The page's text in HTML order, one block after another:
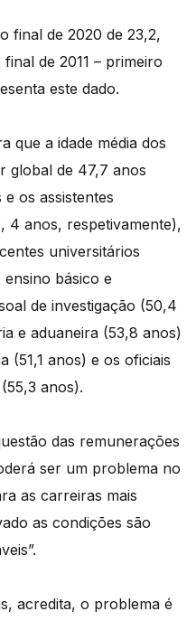
final de 2020 de 23,2,
de 2011 – primeiro
este dado.
que a idade média dos
global de 47,7 anos
os assistentes
4 anos, respetivamente),
universitários
básico e
de investigação (50,4
e aduaneira (53,8 anos)
(51,1 anos) e os oficiais
anos).
das remunerações
ser um problema no
as carreiras mais
as condições são
acredita, o problema é